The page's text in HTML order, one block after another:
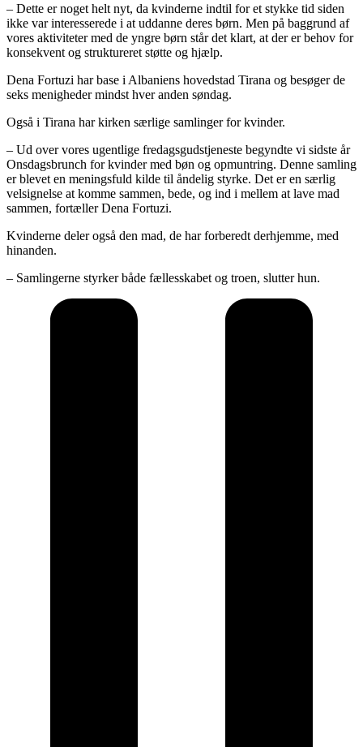
– Dette er noget helt nyt, da kvinderne indtil for et stykke tid siden
ikke var interesserede i at uddanne deres børn. Men på baggrund af
vores aktiviteter med de yngre børn står det klart, at der er behov for
konsekvent og struktureret støtte og hjælp.
Dena Fortuzi har base i Albaniens hovedstad Tirana og besøger de
seks menigheder mindst hver anden søndag.
Også i Tirana har kirken særlige samlinger for kvinder.
– Ud over vores ugentlige fredagsgudstjeneste begyndte vi sidste år
Onsdagsbrunch for kvinder med bøn og opmuntring. Denne samling
er blevet en meningsfuld kilde til åndelig styrke. Det er en særlig
velsignelse at komme sammen, bede, og ind i mellem at lave mad
sammen, fortæller Dena Fortuzi.
Kvinderne deler også den mad, de har forberedt derhjemme, med
hinanden.
– Samlingerne styrker både fællesskabet og troen, slutter hun.